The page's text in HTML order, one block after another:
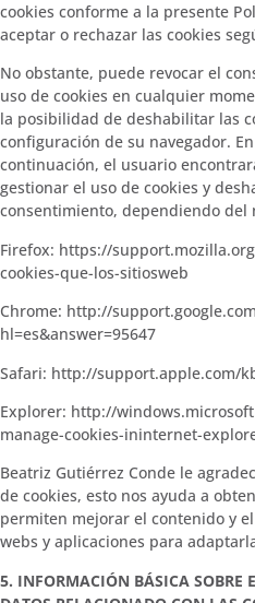
cookies conforme a la presente
aceptar o rechazar las cookies
No obstante, puede revocar el
uso de cookies en cualquier
la posibilidad de deshabilitar las
configuración de su navegador.
continuación, el usuario
gestionar el uso de cookies y
consentimiento, dependiendo del
Firefox: https://
cookies-que-los-sitiosweb
Chrome: http://
hl=es&answer=95647
Safari: http://support.apple.com/
Explorer: http://
manage-cookies-ininternet-
Beatriz Gutiérrez Conde le
de cookies, esto nos ayuda a
permiten mejorar el contenido y
webs y aplicaciones para
5. INFORMACIÓN BÁSICA SOBRE